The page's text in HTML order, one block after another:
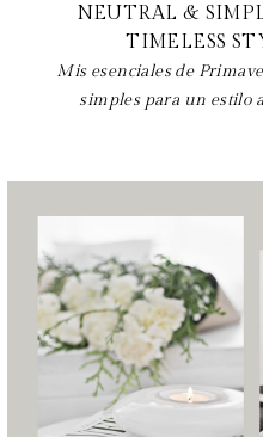
NEUTRAL &
TIMELESS
Mis esenciales de
simples para un estilo